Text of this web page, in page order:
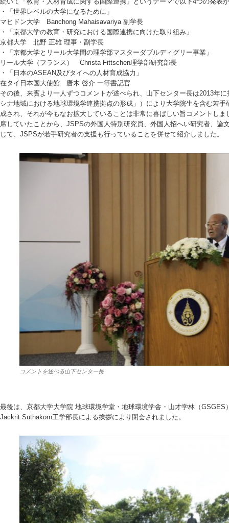
・「世界レベルの大学になるために」
マヒドン大学 Banchong Mahaisavariya 副学長
・「京都大学の教育・研究における国際連携に向けた取り組み」
京都大学 北野 正雄 理事・副学長
・「京都大学とリール大学間の理学部マスターダブルディグリー事業」
リール大学（フランス） Christa Fittschen理学部研究部長
・「日本のASEAN及びタイへの人材育成協力」
在タイ日本国大使館 唐木 啓介 一等書記官
その後、来賓より一人ずつコメントが述べられ、山下センター長は2013年
シナ地域における地球環境学連携拠点の形成」）により大学院生を含む若
成され、それが今もなお拡大していることは非常に喜ばしい旨コメントし
席していたことから、JSPSの外国人特別研究員、外国人招へい研究者、論
じて、JSPSが若手研究者の支援も行っていることを併せて紹介しました。
コメントを述べる山下センター長
最後は、京都大学大学院 地球環境学堂・地球環境学舎・山才学林（
Jackrit Suthakorn工学部長による挨拶により閉会されました。